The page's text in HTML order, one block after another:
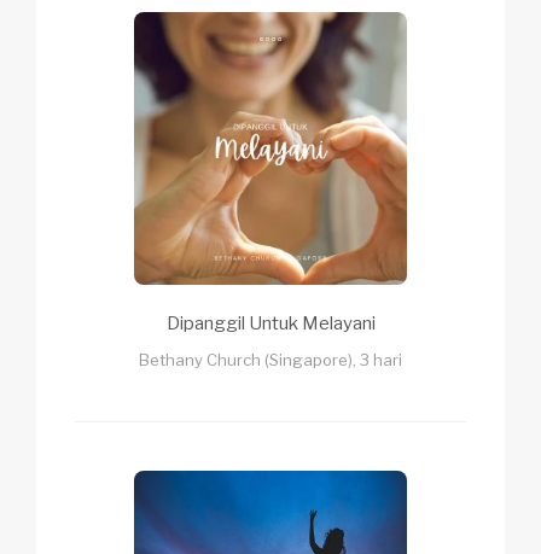
Dipanggil Untuk Melayani
Bethany Church (Singapore), 3 hari